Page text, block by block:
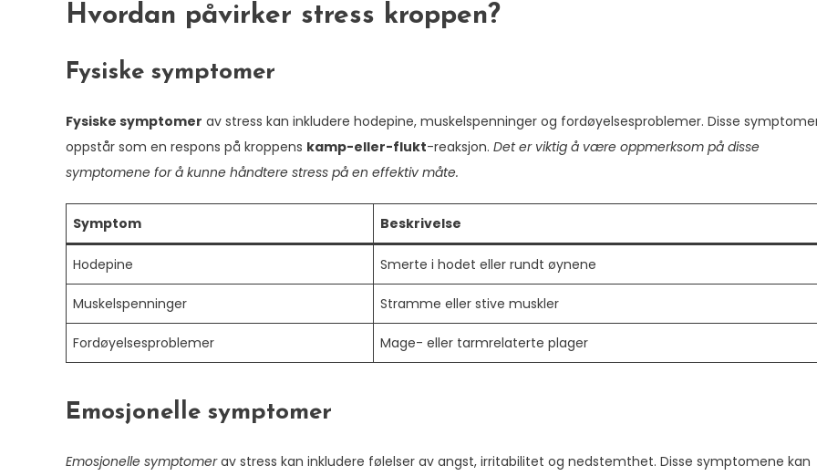
Hvordan påvirker stress kroppen?
Fysiske symptomer
Fysiske symptomer av stress kan inkludere hodepine, muskelspenninger og fordøyelsesproblemer. Disse
oppstår som en respons på kroppens kamp-eller-flukt-reaksjon. Det er viktig å være oppmerksom på disse
symptomene for å kunne håndtere stress på en effektiv måte.
Symptom Beskrivelse
Hodepine Smerte i hodet eller rundt øynene
Muskelspenninger Stramme eller stive muskler
Fordøyelsesproblemer Mage- eller tarmrelaterte plager
Emosjonelle symptomer
Emosjonelle symptomerav stress kan inkludere følelser av angst, irritabilitet og nedstemthet. Disse symptomene kan